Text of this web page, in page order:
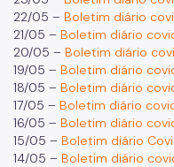
22/05 – Boletim diário
21/05 – Boletim diário
20/05 – Boletim diário
19/05 – Boletim diário
18/05 – Boletim diário
17/05 – Boletim diário
16/05 – Boletim diário
15/05 – Boletim diário
14/05 – Boletim diário